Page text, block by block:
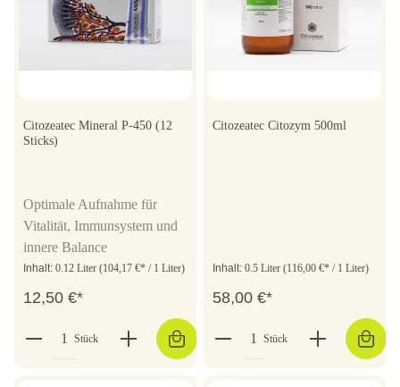
Citozeatec Mineral P-450 (12
Sticks)
Optimale Aufnahme für
Vitalität, Immunsystem und
innere Balance
Inhalt: 0.12 Liter (104,17 €* / 1 Liter)
12,50 €*
Stück
Citozeatec Citozym 500ml
Inhalt: 0.5 Liter (116,00 €* / 1 Liter)
58,00 €*
Stück